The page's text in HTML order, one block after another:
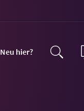
Neu hier?